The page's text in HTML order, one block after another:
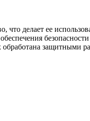
что делает ее
защитными